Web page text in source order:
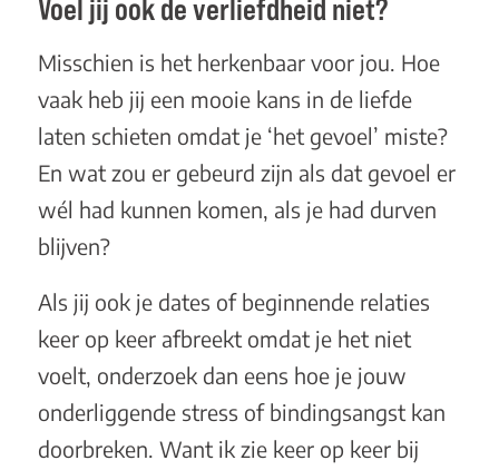
Voel jij ook de verliefdheid niet?
Misschien is het herkenbaar voor jou. Hoe
vaak heb jij een mooie kans in de liefde
laten schieten omdat je ‘het gevoel’ miste?
En wat zou er gebeurd zijn als dat gevoel er
wél had kunnen komen, als je had durven
blijven?
Als jij ook je dates of beginnende relaties
keer op keer afbreekt omdat je het niet
voelt, onderzoek dan eens hoe je jouw
onderliggende stress of bindingsangst kan
doorbreken. Want ik zie keer op keer bij